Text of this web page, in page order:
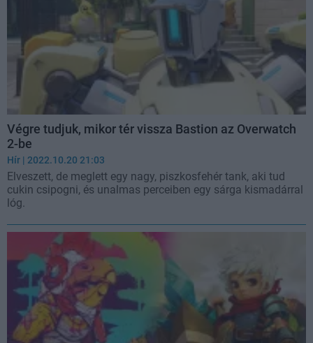
Végre tudjuk, mikor tér vissza Bastion az Overwatch
2-be
Hír | 2022.10.20 21:03
Elveszett, de meglett egy nagy, piszkosfehér tank, aki tud
cukin csipogni, és unalmas perceiben egy sárga kismadárral
lóg.